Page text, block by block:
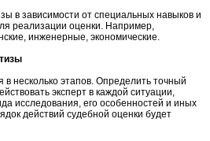
в зависимости от специальных навыков и
реализации оценки. Например,
инженерные, экономические.
в несколько этапов. Определить точный
эксперт в каждой ситуации,
исследования, его особенностей и иных
действий судебной оценки будет